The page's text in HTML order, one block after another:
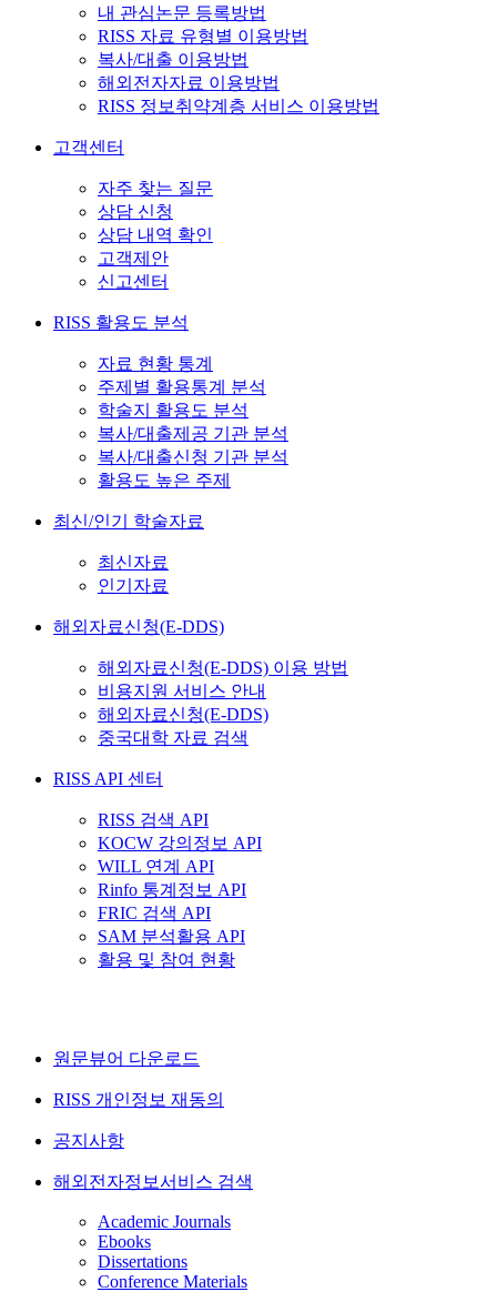
내 관심논문 등록방법
RISS 자료 유형별 이용방법
복사/대출 이용방법
해외전자자료 이용방법
RISS 정보취약계층 서비스 이용방법
고객센터
자주 찾는 질문
상담 신청
상담 내역 확인
고객제안
신고센터
RISS 활용도 분석
자료 현황 통계
주제별 활용통계 분석
학술지 활용도 분석
복사/대출제공 기관 분석
복사/대출신청 기관 분석
활용도 높은 주제
최신/인기 학술자료
최신자료
인기자료
해외자료신청(E-DDS)
해외자료신청(E-DDS) 이용 방법
비용지원 서비스 안내
해외자료신청(E-DDS)
중국대학 자료 검색
RISS API 센터
RISS 검색 API
KOCW 강의정보 API
WILL 연계 API
Rinfo 통계정보 API
FRIC 검색 API
SAM 분석활용 API
활용 및 참여 현황
원문뷰어 다운로드
RISS 개인정보 재동의
공지사항
해외전자정보서비스 검색
Academic Journals
Ebooks
Dissertations
Conference Materials